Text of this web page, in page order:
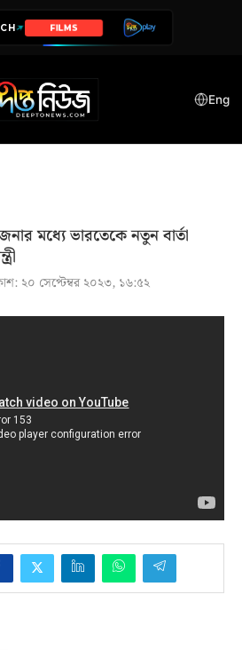
FILMS
Eng
মধ্যে ভারতেকে নতুন বার্তা
২০ সেপ্টেম্বর ২০২৩, ১৬:৫২